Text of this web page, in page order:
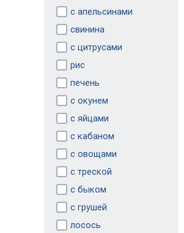
с апельсинами
свинина
с цитрусами
рис
печень
с окунем
с яйцами
с кабаном
с овощами
с треской
с быком
с грушей
лосось